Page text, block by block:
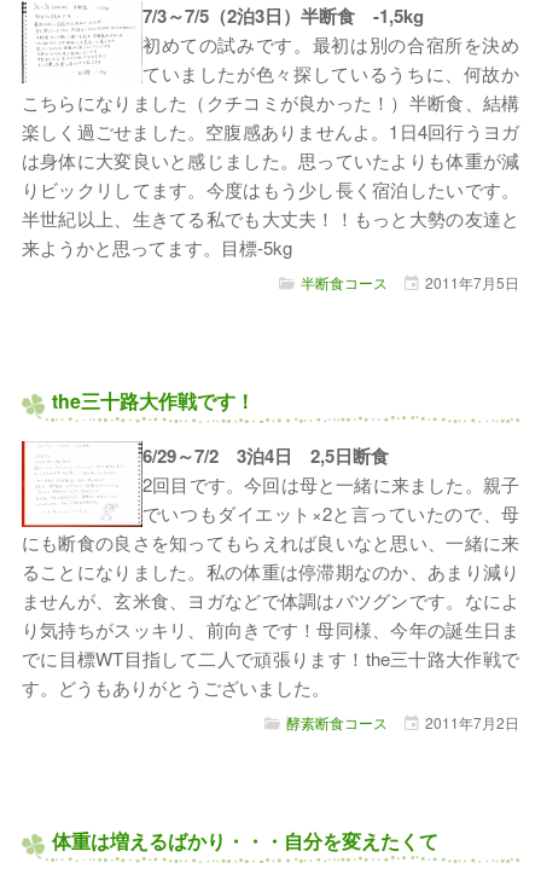
7/3～7/5（2泊3日）半断食 -1,5kg
初めての試みです。最初は別の合宿所を決め
ていましたが色々探しているうちに、何故か
こちらになりました（クチコミが良かった！）半断食、結構
楽しく過ごせました。空腹感ありませんよ。1日4回行うヨガ
は身体に大変良いと感じました。思っていたよりも体重が減
りビックリしてます。今度はもう少し長く宿泊したいです。
半世紀以上、生きてる私でも大丈夫！！もっと大勢の友達と
来ようかと思ってます。目標-5kg
半断食コース 2011年7月5日
the三十路大作戦です！
6/29～7/2 3泊4日 2,5日断食
2回目です。今回は母と一緒に来ました。親子
でいつもダイエット×2と言っていたので、母
にも断食の良さを知ってもらえれば良いなと思い、一緒に来
ることになりました。私の体重は停滞期なのか、あまり減り
ませんが、玄米食、ヨガなどで体調はバツグンです。なによ
り気持ちがスッキリ、前向きです！母同様、今年の誕生日ま
でに目標WT目指して二人で頑張ります！the三十路大作戦で
す。どうもありがとうございました。
酵素断食コース 2011年7月2日
体重は増えるばかり・・・自分を変えたくて